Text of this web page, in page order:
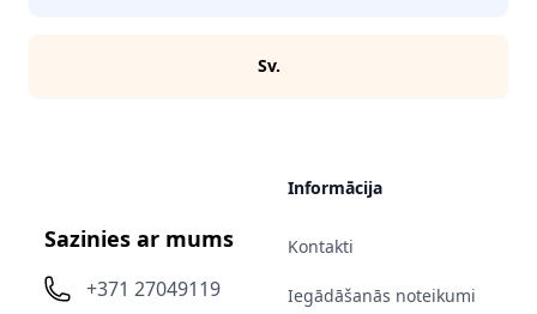
Sv.
Sazinies ar mums
+371 27049119
Informācija
Kontakti
Iegādāšanās noteikumi